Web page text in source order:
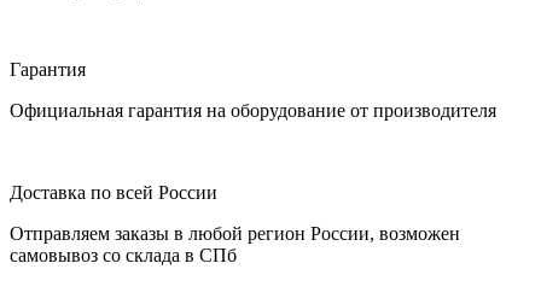
Гарантия
Официальная гарантия на оборудование от производителя
Доставка по всей России
Отправляем заказы в любой регион России, возможен
самовывоз со склада в СПб